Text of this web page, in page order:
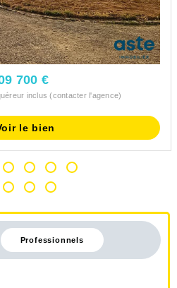
700 €
inclus (contacter l'agence)
le bien
Professionnels